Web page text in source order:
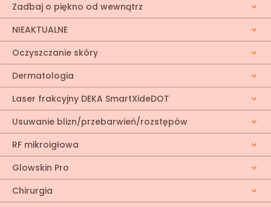
Zadbaj o piękno od wewnątrz
NIEAKTUALNE
Oczyszczanie skóry
Dermatologia
Laser frakcyjny DEKA SmartXideDOT
Usuwanie blizn/przebarwień/rozstępów
RF mikroigłowa
Glowskin Pro
Chirurgia